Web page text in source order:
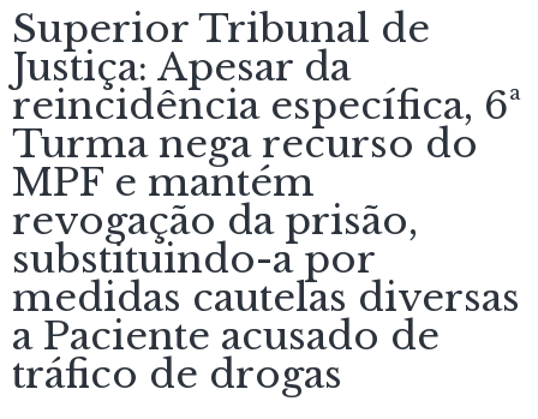
Superior Tribunal de
Justiça: Apesar da
reincidência específica, 6ª
Turma nega recurso do
MPF e mantém
revogação da prisão,
substituindo-a por
medidas cautelas diversas
a Paciente acusado de
tráfico de drogas